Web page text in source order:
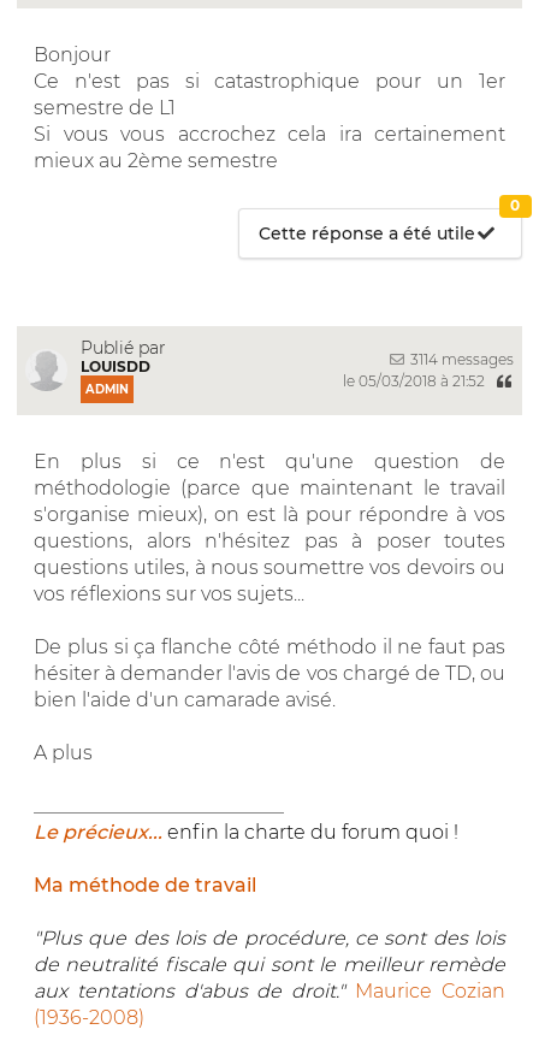
Bonjour
Ce n'est pas si catastrophique pour un 1er
semestre de L1
Si vous vous accrochez cela ira certainement
mieux au 2ème semestre
Cette réponse a été utile
0
Publié par
LOUISDD
ADMIN
3114 messages
le 05/03/2018 à 21:52
En plus si ce n'est qu'une question de
méthodologie (parce que maintenant le travail
s'organise mieux), on est là pour répondre à vos
questions, alors n'hésitez pas à poser toutes
questions utiles, à nous soumettre vos devoirs ou
vos réflexions sur vos sujets...
De plus si ça flanche côté méthodo il ne faut pas
hésiter à demander l'avis de vos chargé de TD, ou
bien l'aide d'un camarade avisé.
A plus
Le précieux... enfin la charte du forum quoi !
Ma méthode de travail
"Plus que des lois de procédure, ce sont des lois
de neutralité fiscale qui sont le meilleur remède
aux tentations d'abus de droit." Maurice Cozian
(1936-2008)